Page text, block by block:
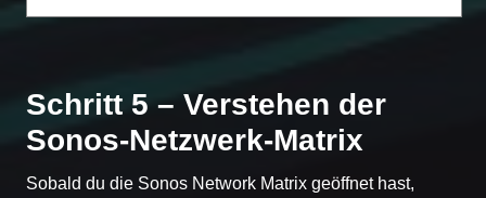
Schritt 5 – Verstehen der
Sonos-Netzwerk-Matrix
Sobald du die Sonos Network Matrix geöffnet hast,